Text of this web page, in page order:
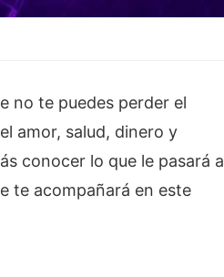
no te puedes perder el
amor, salud, dinero y
conocer lo que le pasará a
te acompañará en este